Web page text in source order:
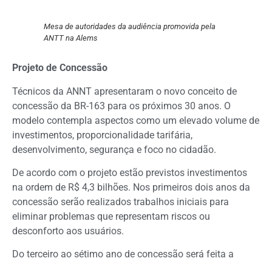
Mesa de autoridades da audiência promovida pela
ANTT na Alems
Projeto de Concessão
Técnicos da ANNT apresentaram o novo conceito de
concessão da BR-163 para os próximos 30 anos. O
modelo contempla aspectos como um elevado volume de
investimentos, proporcionalidade tarifária,
desenvolvimento, segurança e foco no cidadão.
De acordo com o projeto estão previstos investimentos
na ordem de R$ 4,3 bilhões. Nos primeiros dois anos da
concessão serão realizados trabalhos iniciais para
eliminar problemas que representam riscos ou
desconforto aos usuários.
Do terceiro ao sétimo ano de concessão será feita a